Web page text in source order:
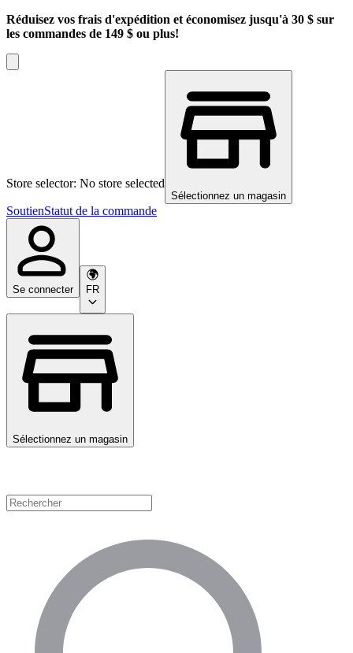
Réduisez vos frais d'expédition et économisez jusqu'à 30 $ sur
les commandes de 149 $ ou plus!
Store selector: No store selected
Sélectionnez un magasin
SoutienStatut de la commande
Se connecter FR
Sélectionnez un magasin